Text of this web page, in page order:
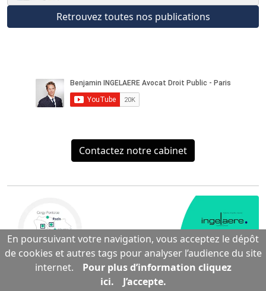
Retrouvez toutes nos publications
Contactez notre cabinet
En poursuivant votre navigation, vous acceptez le dépôt
de cookies et autres tags pour analyser l’audience du site
internet.
Pour plus d’information cliquez
ici.
J’accepte.